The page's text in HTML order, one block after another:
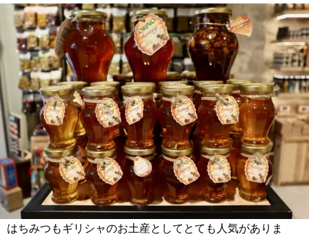
はちみつもギリシャのお土産としてとても人気がありま